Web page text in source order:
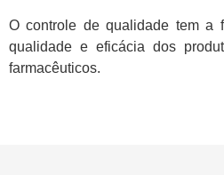
O controle de qualidade tem a
qualidade e eficácia dos
farmacêuticos.